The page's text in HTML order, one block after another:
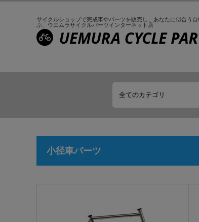
サイクルショップで完成車やパーツを販売し、 あなたに似合う
ぶ、 ウエムラサイクルパーツインターネット店
小径車パーツ